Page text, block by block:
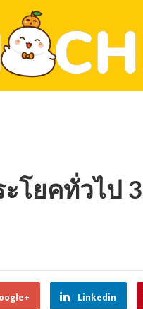
โยคทั่วไป
Linkedin